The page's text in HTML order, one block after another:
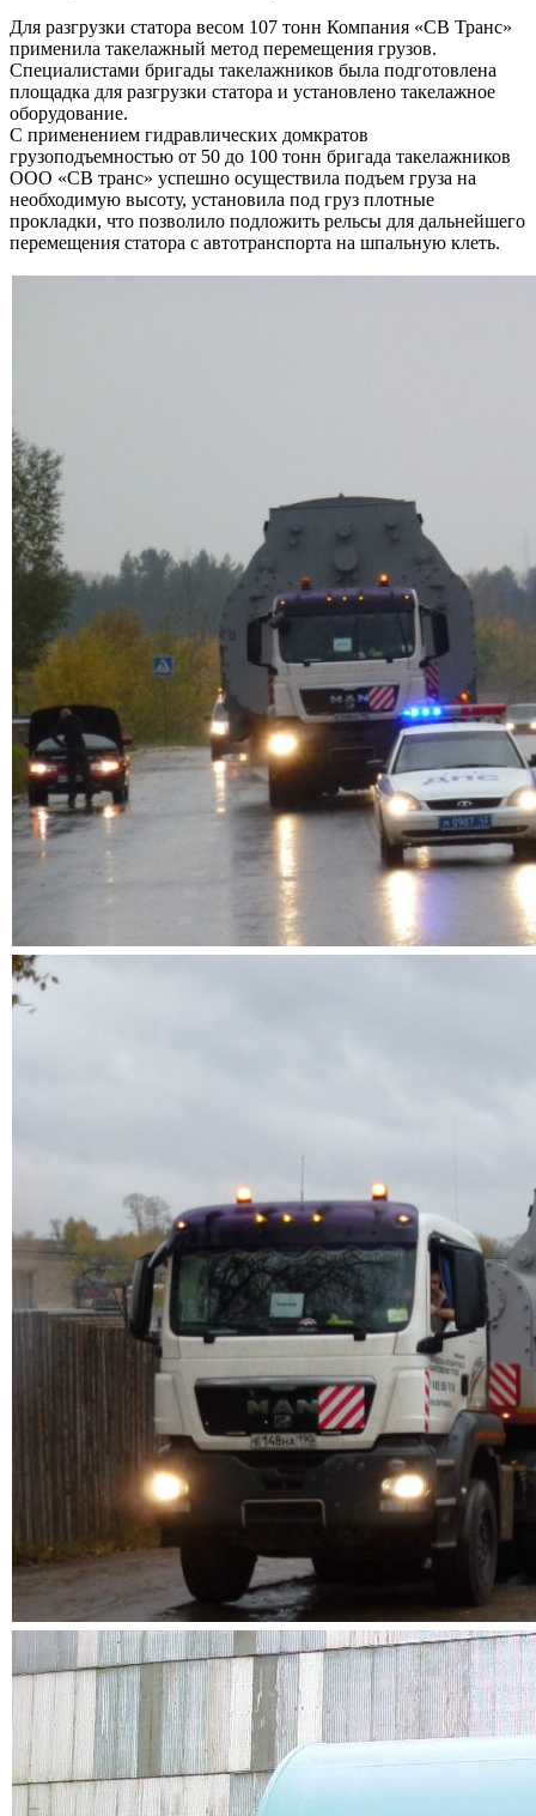
Для разгрузки статора весом 107 тонн Компания «СВ Транс»
применила такелажный метод перемещения грузов.
Специалистами бригады такелажников была подготовлена
площадка для разгрузки статора и установлено такелажное
оборудование.
С применением гидравлических домкратов
грузоподъемностью от 50 до 100 тонн бригада такелажников
ООО «СВ транс» успешно осуществила подъем груза на
необходимую высоту, установила под груз плотные
прокладки, что позволило подложить рельсы для дальнейшего
перемещения статора с автотранспорта на шпальную клеть.